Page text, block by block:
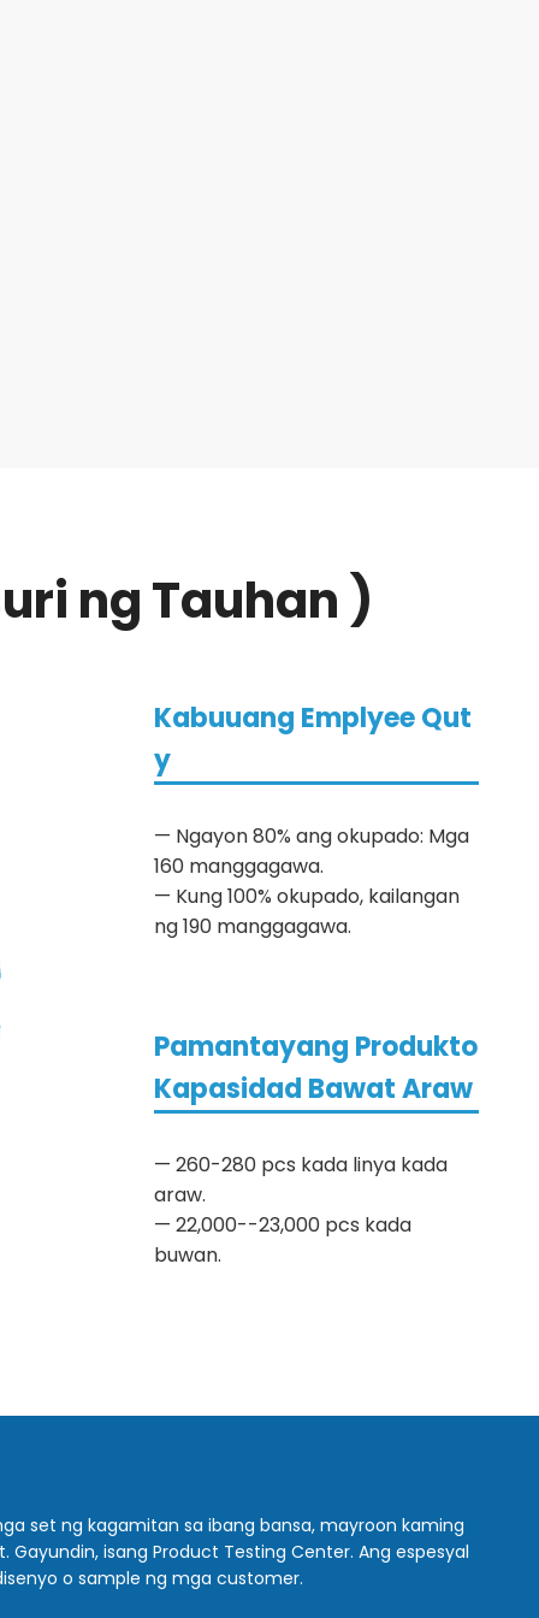
ng Tauhan )
Kabuuang Emplyee Qut
y
— Ngayon 80% ang okupado: Mga
160 manggagawa.
— Kung 100% okupado, kailangan
ng 190 manggagawa.
Pamantayang Produkto
Kapasidad Bawat Araw
— 260-280 pcs kada linya kada
araw.
— 22,000--23,000 pcs kada
buwan.
set ng kagamitan sa ibang bansa, mayroon kaming
Gayundin, isang Product Testing Center. Ang espesyal
o sample ng mga customer.